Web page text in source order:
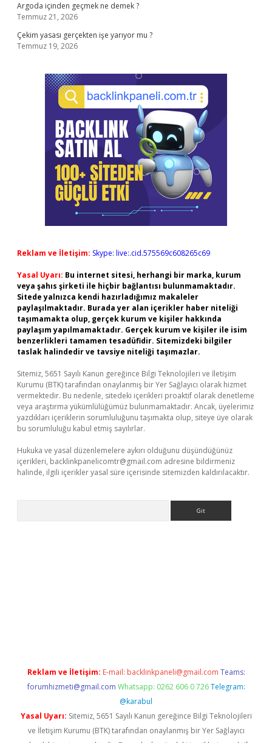
Argoda içinden geçmek ne demek ?
Temmuz 21, 2026
Çekim yasası gerçekten işe yarıyor mu ?
Temmuz 19, 2026
Reklam ve İletişim: Skype: live:.cid.575569c608265c69
Yasal Uyarı: Bu internet sitesi, herhangi bir marka, kurum
veya şahıs şirketi ile hiçbir bağlantısı bulunmamaktadır.
Sitede yalnızca kendi hazırladığımız makaleler
paylaşılmaktadır. Burada yer alan içerikler haber niteliği
taşımamakta olup, gerçek kurum ve kişiler hakkında
paylaşım yapılmamaktadır. Gerçek kurum ve kişiler ile isim
benzerlikleri tamamen tesadüfidir. Sitemizdeki bilgiler
taslak halindedir ve tavsiye niteliği taşımazlar.
Sitemiz, 5651 Sayılı Kanun gereğince Bilgi Teknolojileri ve İletişim
Kurumu (BTK) tarafından onaylanmış bir Yer Sağlayıcı olarak hizmet
vermektedir. Bu nedenle, sitedeki içerikleri proaktif olarak denetleme
veya araştırma yükümlülüğümüz bulunmamaktadır. Ancak, üyelerimiz
yazdıkları içeriklerin sorumluluğunu taşımakta olup, siteye üye olarak
bu sorumluluğu kabul etmiş sayılırlar.
Hukuka ve yasal düzenlemelere aykırı olduğunu düşündüğünüz
içerikleri, backlinkpanelicomtr@gmail.com adresine bildirmeniz
halinde, ilgili içerikler yasal süre içerisinde sitemizden kaldırılacaktır.
Reklam ve İletişim: E-mail: backlinkpaneli@gmail.com Teams:
forumhizmeti@gmail.com Whatsapp: 0262 606 0 726 Telegram:
@karabul
Yasal Uyarı: Sitemiz, 5651 Sayılı Kanun gereğince Bilgi Teknolojileri
ve İletişim Kurumu (BTK) tarafından onaylanmış bir Yer Sağlayıcı